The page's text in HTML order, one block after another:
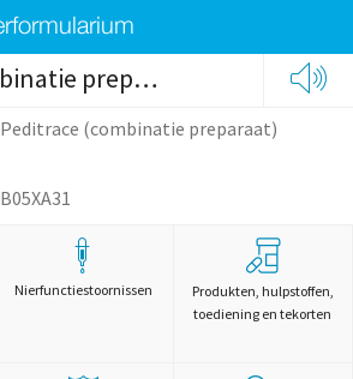
Peditrace (combinatie preparaat)
Peditrace (combinatie preparaat)
B05XA31
Nierfunctiestoornissen
Produkten, hulpstoffen,
toediening en tekorten